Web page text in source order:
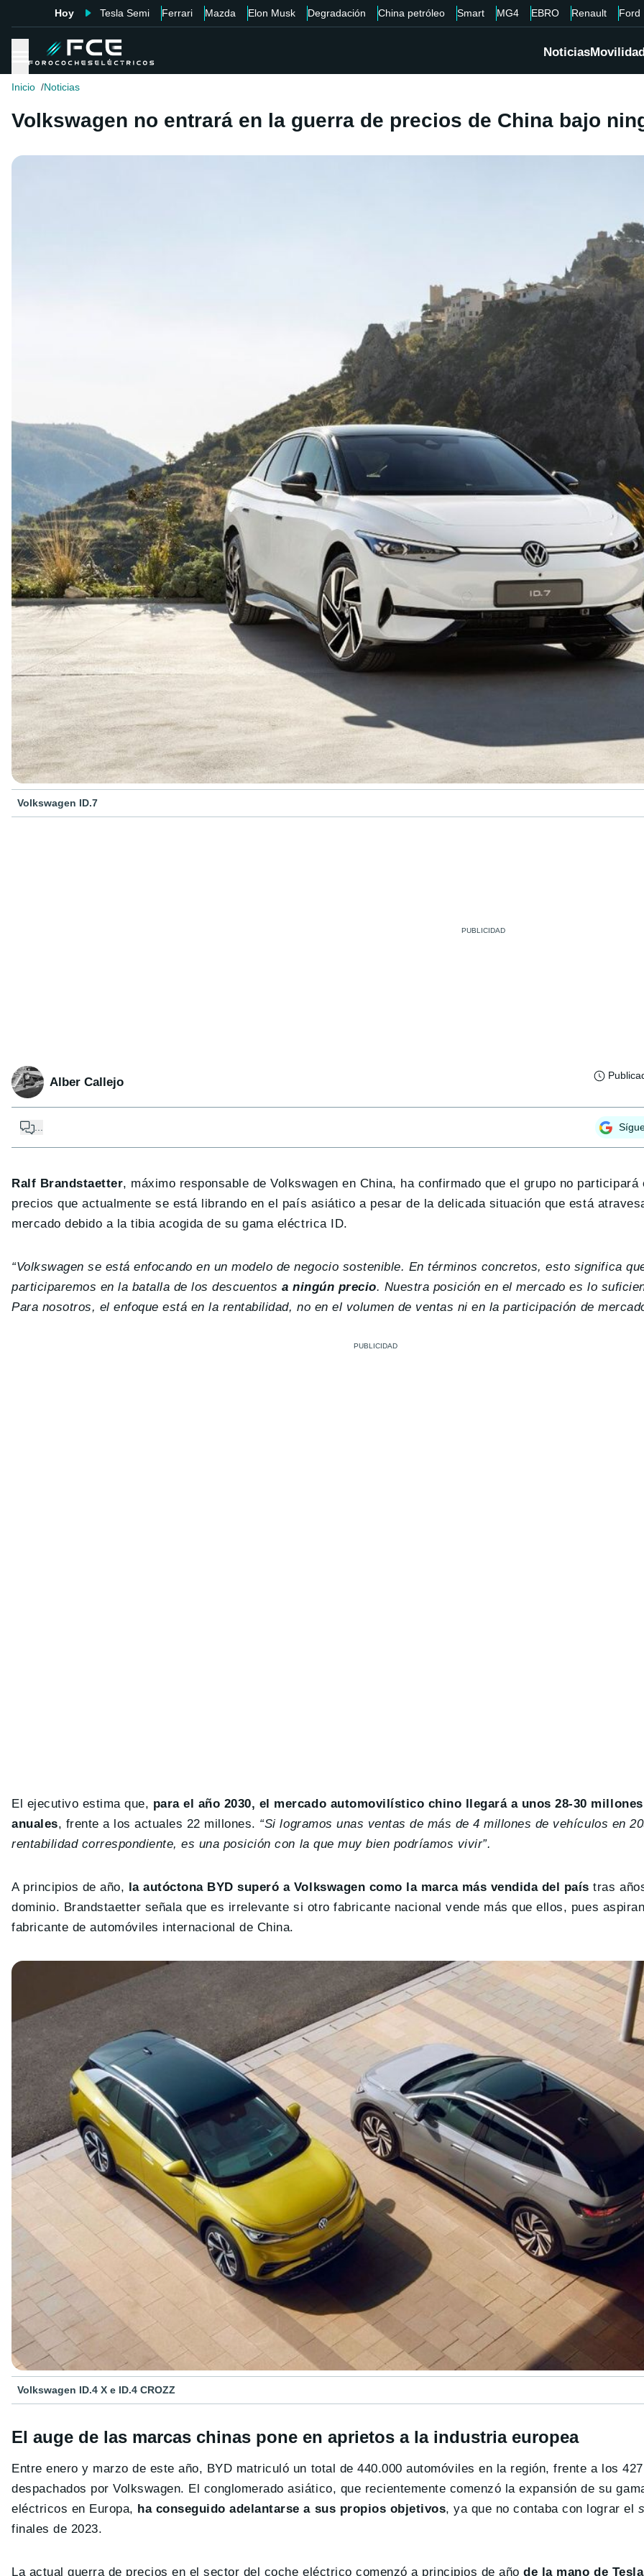
Hoy Tesla Semi Ferrari Mazda Elon Musk Degradación China petróleo Smart MG4 EBRO Renault Ford
Noticias
Inicio Noticias
Volkswagen no entrará en la guerra de precios de China bajo
Volkswagen ID.7
Alber Callejo
...
Ralf Brandstaetter, máximo responsable de Volkswagen en China, ha confirmado que el grupo no participará
precios que actualmente se está librando en el país asiático a pesar de la delicada situación que está
mercado debido a la tibia acogida de su gama eléctrica ID.
“Volkswagen se está enfocando en un modelo de negocio sostenible. En términos concretos, esto significa
participaremos en la batalla de los descuentos a ningún precio. Nuestra posición en el mercado es lo
Para nosotros, el enfoque está en la rentabilidad, no en el volumen de ventas ni en la participación de
El ejecutivo estima que, para el año 2030, el mercado automovilístico chino llegará a unos 28-30
anuales, frente a los actuales 22 millones. “Si logramos unas ventas de más de 4 millones de vehículos en
rentabilidad correspondiente, es una posición con la que muy bien podríamos vivir”.
A principios de año, la autóctona BYD superó a Volkswagen como la marca más vendida del país tras
dominio. Brandstaetter señala que es irrelevante si otro fabricante nacional vende más que ellos, pues
fabricante de automóviles internacional de China.
Volkswagen ID.4 X e ID.4 CROZZ
El auge de las marcas chinas pone en aprietos a la industria europea
Entre enero y marzo de este año, BYD matriculó un total de 440.000 automóviles en la región, frente a los
despachados por Volkswagen. El conglomerado asiático, que recientemente comenzó la expansión de su
eléctricos en Europa, ha conseguido adelantarse a sus propios objetivos, ya que no contaba con lograr el
finales de 2023.
La actual guerra de precios en el sector del coche eléctrico comenzó a principios de añode la mano de Tesla